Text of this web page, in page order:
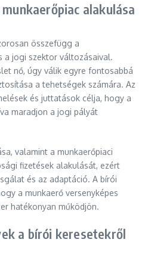
alakulása
összefügg a
a jogi szektor változásaival.
nő, úgy válik egyre fontosabbá
a tehetségek számára. Az
és juttatások célja, hogy a
maradjon a jogi pályát
valamint a munkaerőpiaci
fizetések alakulását, ezért
és az adaptáció. A bírói
a munkaerő versenyképes
hatékonyan működjön.
a bírói keresetekről